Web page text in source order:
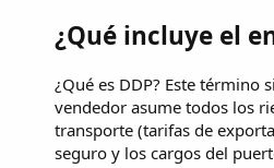
¿Qué incluye el
¿Qué es DDP? Este término
vendedor asume todos los
transporte (tarifas de
seguro y los cargos del